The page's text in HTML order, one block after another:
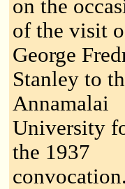
on the
of the visit
George
Stanley to
Annamalai
University
the 1937
convocation.